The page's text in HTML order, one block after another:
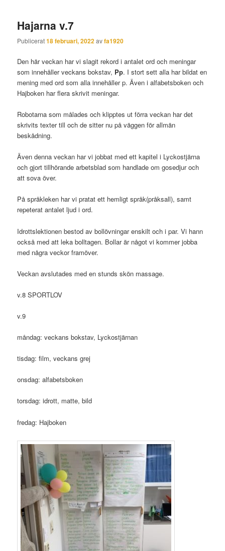
Hajarna v.7
Publicerat18 februari, 2022avfa1920
Den här veckan har vi slagit rekord i antalet ord och meningar
som innehåller veckans bokstav, Pp. I stort sett alla har bildat en
mening med ord som alla innehåller p. Även i alfabetsboken och
Hajboken har flera skrivit meningar.
Robotarna som målades och klipptes ut förra veckan har det
skrivits texter till och de sitter nu på väggen för allmän
beskådning.
Även denna veckan har vi jobbat med ett kapitel i Lyckostjärna
och gjort tillhörande arbetsblad som handlade om gosedjur och
att sova över.
På språkleken har vi pratat ett hemligt språk(pråksall), samt
repeterat antalet ljud i ord.
Idrottslektionen bestod av bollövningar enskilt och i par. Vi hann
också med att leka bolltagen. Bollar är något vi kommer jobba
med några veckor framöver.
Veckan avslutades med en stunds skön massage.
v.8 SPORTLOV
v.9
måndag: veckans bokstav, Lyckostjärnan
tisdag: film, veckans grej
onsdag: alfabetsboken
torsdag: idrott, matte, bild
fredag: Hajboken